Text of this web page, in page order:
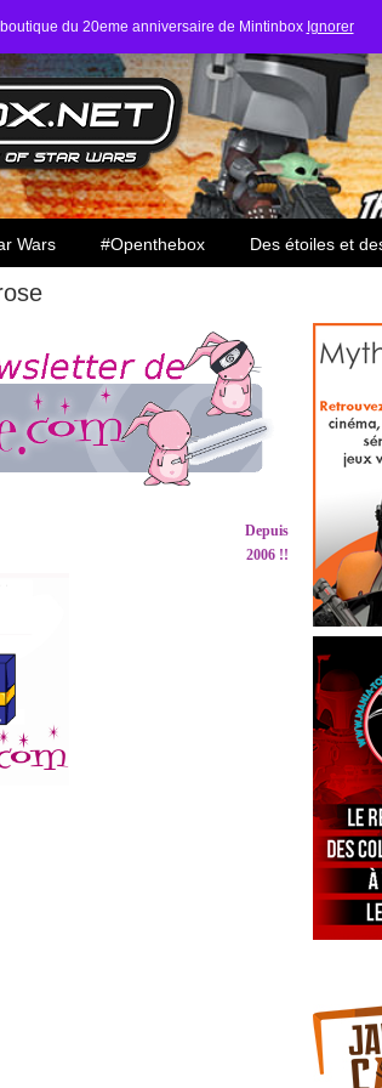
du 20eme anniversaire de Mintinbox Ignorer
Wars #Openthebox Des étoiles et
Depuis
2006 !!